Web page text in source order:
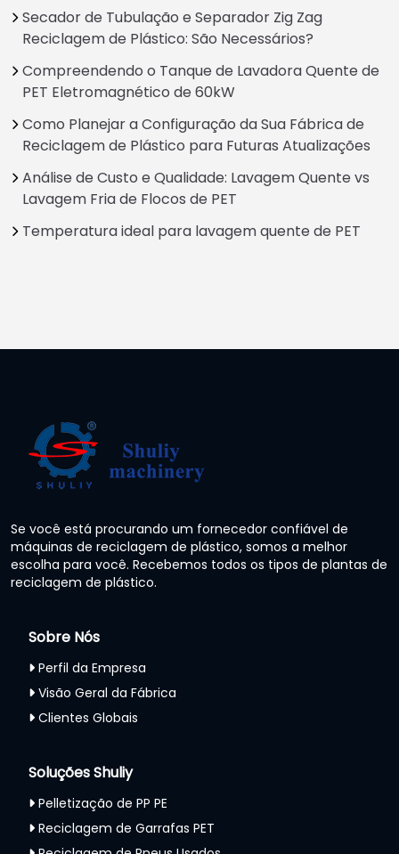
Secador de Tubulação e Separador Zig Zag
Reciclagem de Plástico: São Necessários?
Compreendendo o Tanque de Lavadora Quente de
PET Eletromagnético de 60kW
Como Planejar a Configuração da Sua Fábrica de
Reciclagem de Plástico para Futuras Atualizações
Análise de Custo e Qualidade: Lavagem Quente vs
Lavagem Fria de Flocos de PET
Temperatura ideal para lavagem quente de PET
Se você está procurando um fornecedor confiável de
máquinas de reciclagem de plástico, somos a melhor
escolha para você. Recebemos todos os tipos de plantas de
reciclagem de plástico.
Sobre Nós
Perfil da Empresa
Visão Geral da Fábrica
Clientes Globais
Soluções Shuliy
Pelletização de PP PE
Reciclagem de Garrafas PET